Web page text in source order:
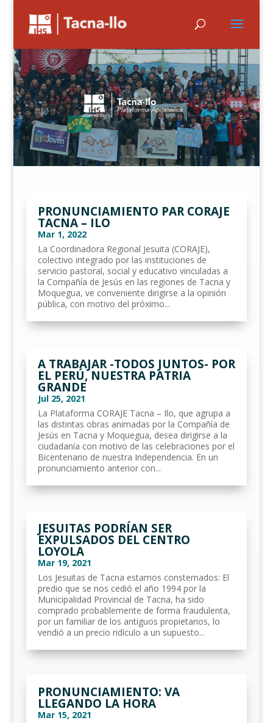
PRONUNCIAMIENTO PAR CORAJE
TACNA – ILO
Mar 1, 2022
La Coordinadora Regional Jesuita (CORAJE),
colectivo integrado por las instituciones de
servicio pastoral, social y educativo vinculadas a
la Compañía de Jesús en las regiones de Tacna y
Moquegua, ve conveniente dirigirse a la opinión
pública, con motivo del próximo...
A TRABAJAR -TODOS JUNTOS- POR
EL PERÚ, NUESTRA PATRIA
GRANDE
Jul 25, 2021
La Plataforma CORAJE Tacna – Ilo, que agrupa a
las distintas obras animadas por la Compañía de
Jesús en Tacna y Moquegua, desea dirigirse a la
ciudadanía con motivo de las celebraciones por el
Bicentenario de nuestra Independencia. En un
pronunciamiento anterior con...
JESUITAS PODRÍAN SER
EXPULSADOS DEL CENTRO
LOYOLA
Mar 19, 2021
Los Jesuitas de Tacna estamos consternados: El
predio que se nos cedió el año 1994 por la
Municipalidad Provincial de Tacna, ha sido
comprado probablemente de forma fraudulenta,
por un familiar de los antiguos propietarios, lo
vendió a un precio ridículo a un supuesto...
PRONUNCIAMIENTO: VA
LLEGANDO LA HORA
Mar 15, 2021